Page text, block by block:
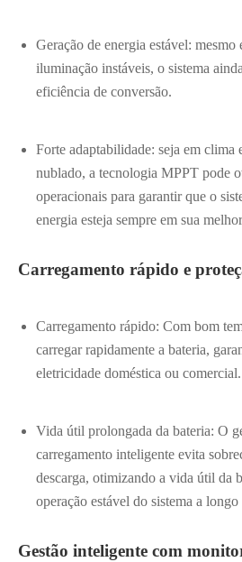
Geração de energia estável: mesmo
iluminação instáveis, o sistema
eficiência de conversão.
Forte adaptabilidade: seja em clima
nublado, a tecnologia MPPT pode
operacionais para garantir que o
energia esteja sempre em sua
Carregamento rápido e
Carregamento rápido: Com bom
carregar rapidamente a bateria,
eletricidade doméstica ou comercial.
Vida útil prolongada da bateria: O
carregamento inteligente evita
descarga, otimizando a vida útil da
operação estável do sistema a longo
Gestão inteligente com